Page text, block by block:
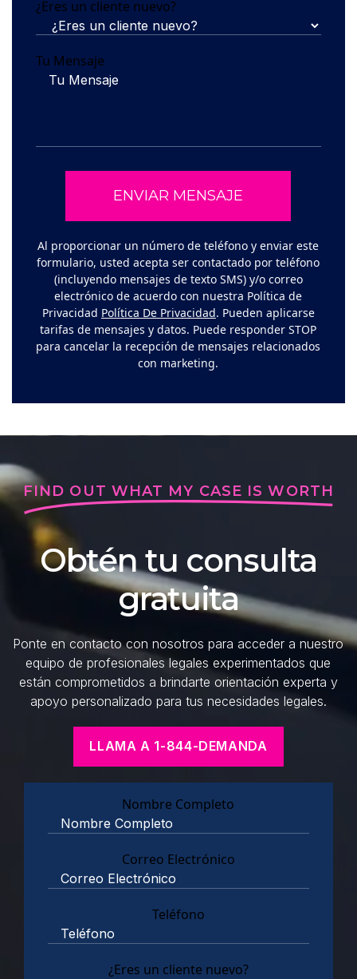
¿Eres un cliente nuevo?
Tu Mensaje
Al proporcionar un número de teléfono y enviar este
formulario, usted acepta ser contactado por teléfono
(incluyendo mensajes de texto SMS) y/o correo
electrónico de acuerdo con nuestra Política de
Privacidad Política De Privacidad. Pueden aplicarse
tarifas de mensajes y datos. Puede responder STOP
para cancelar la recepción de mensajes relacionados
con marketing.
FIND OUT WHAT MY CASE IS WORTH
Obtén tu consulta
gratuita
Ponte en contacto con nosotros para acceder a nuestro
equipo de profesionales legales experimentados que
están comprometidos a brindarte orientación experta y
apoyo personalizado para tus necesidades legales.
LLAMA A 1-844-DEMANDA
Nombre Completo
Correo Electrónico
Teléfono
¿Eres un cliente nuevo?